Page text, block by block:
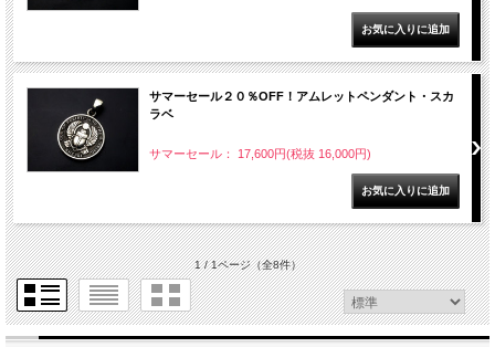
サマーセール２０％OFF！アムレットペンダント・スカ
ラベ
サマーセール： 17,600円(税抜 16,000円)
1 / 1ページ（全8件）